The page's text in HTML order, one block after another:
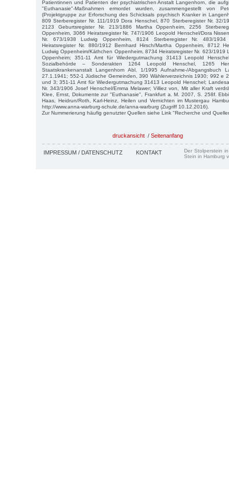
Patientinnen und Patienten der psychiatrischen Anstalt Langenhorn, die
"Euthanasie"-Maßnahmen ermordet wurden, zusammengestellt von
(Projektgruppe zur Erforschung des Schicksals psychisch Kranker in
809 Sterberegister Nr. 111/1919 Dora Henschel, 870 Sterberegister Nr. 32/
2123 Geburtsregister Nr. 213/1886 Martha Oppenheim, 2256
Oppenheim, 3066 Heiratsregister Nr. 747/1906 Leopold Henschel/Dora
Nr. 673/1938 Ludwig Oppenheim, 8124 Sterberegister Nr. 483/
Heiratsregister Nr. 880/1912 Bernhard Hirsch/Martha Oppenheim, 8712
Ludwig Oppenheim/Käthchen Oppenheim, 8734 Heiratsregister Nr. 623/1919
Oppenheim; 351-11 Amt für Wiedergutmachung 31413 Leopold
Sozialbehörde – Sonderakten 1264 Leopold Henschel, 1265
Staatskrankenanstalt Langenhorn Abl. 1/1995 Aufnahme-/Abgangsbuch
27.1.1941; 552-1 Jüdische Gemeinden, 390 Wählerverzeichnis 1930; 992 e
und 3; 351-11 Amt für Wiedergutmachung 31413 Leopold Henschel;
Nr. 343/1906 Josef Henschel/Emma Melawer; Villiez von, Mit aller Kraft
Klee, Ernst, Dokumente zur "Euthanasie", Frankfurt a. M. 2007, S. 258f.
Haas, Heidrun/Roth, Karl-Heinz, Heilen und Vernichten im Mustergau
http://www.anna-warburg-schule.de/anna-warburg (Zugriff 10.12.2016).
Zur Nummerierung häufig genutzter Quellen siehe Link "Recherche und
druckansicht / Seitenanfang
IMPRESSUM / DATENSCHUTZ KONTAKT
Der Stolperstein
Stein in Hamburg